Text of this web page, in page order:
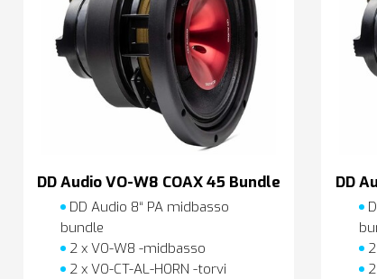
DD Audio VO-W8 COAX 45 Bundle
DD Audio 8“ PA midbasso
bundle
2 x VO-W8 -midbasso
2 x VO-CT-AL-HORN -torvi
DD